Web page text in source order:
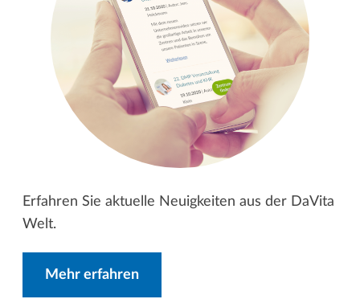
Erfahren Sie aktuelle Neuigkeiten aus der DaVita
Welt.
Mehr erfahren